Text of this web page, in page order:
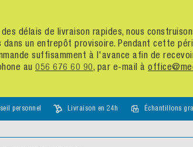
délais de livraison rapides, nous
un entrepôt provisoire. Pendant cette
suffisamment à l'avance afin de
au 056 676 60 90, par e-mail à
personnel Livraison en 24h Échantillons